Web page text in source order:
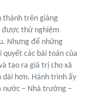
trên giảng
thử nghiệm
Nhưng để những
quyết các bài toán của
tạo ra giá trị cho xã
dài hơn. Hành trình ấy
nước – Nhà trường –